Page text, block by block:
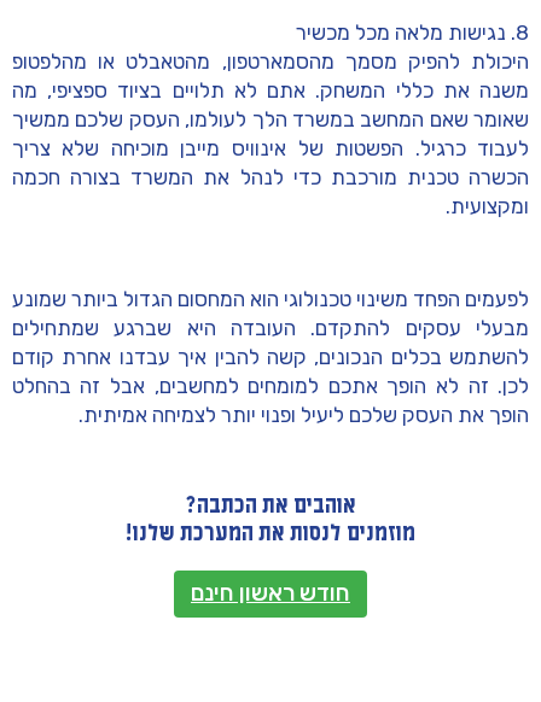
8. נגישות מלאה מכל מכשיר
היכולת להפיק מסמך מהסמארטפון, מהטאבלט או מהלפטופ
משנה את כללי המשחק. אתם לא תלויים בציוד ספציפי, מה
שאומר שאם המחשב במשרד הלך לעולמו, העסק שלכם ממשיך
לעבוד כרגיל. הפשטות של אינוויס מייבן מוכיחה שלא צריך
הכשרה טכנית מורכבת כדי לנהל את המשרד בצורה חכמה
ומקצועית.
לפעמים הפחד משינוי טכנולוגי הוא המחסום הגדול ביותר שמונע
מבעלי עסקים להתקדם. העובדה היא שברגע שמתחילים
להשתמש בכלים הנכונים, קשה להבין איך עבדנו אחרת קודם
לכן. זה לא הופך אתכם למומחים למחשבים, אבל זה בהחלט
הופך את העסק שלכם ליעיל ופנוי יותר לצמיחה אמיתית.
אוהבים את הכתבה?
מוזמנים לנסות את המערכת שלנו!
חודש ראשון חינם